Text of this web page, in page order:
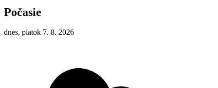
Počasie
dnes, piatok 7. 8. 2026